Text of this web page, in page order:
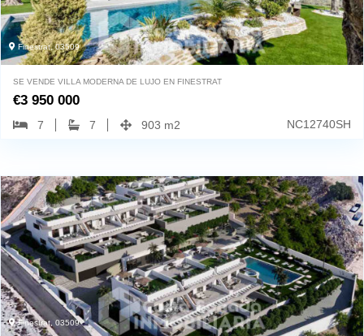
Finestrat, 03509
SE VENDE VILLA MODERNA DE LUJO EN FINESTRAT
€3 950 000
7 7 903 m2 NC12740SH
Finestrat, 03509